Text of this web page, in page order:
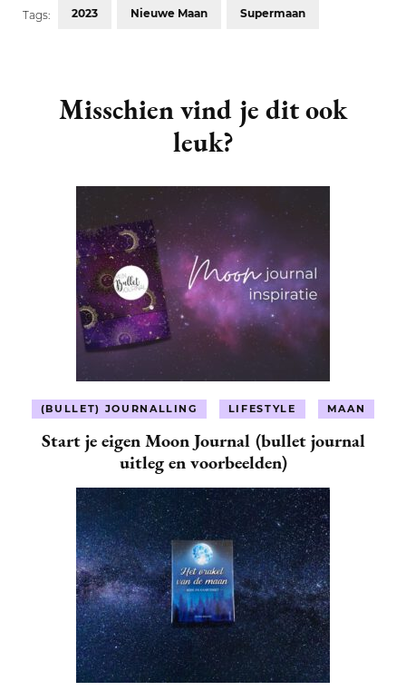
Tags: 2023 Nieuwe Maan Supermaan
Navigation
Misschien vind je dit ook
leuk?
(BULLET) JOURNALLING LIFESTYLE MAAN
Start je eigen Moon Journal (bullet journal
uitleg en voorbeelden)